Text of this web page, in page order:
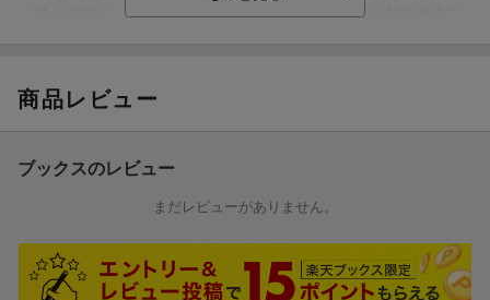
『僕が大切にしている人生の知恵を君に伝えよう』が初の著書で
小西敦子（コニシアツコ）
出版社勤務を経て翻訳家に（本データはこの書籍が刊行された当
商品レビュー
ブックスのレビュー
まだレビューがありません。